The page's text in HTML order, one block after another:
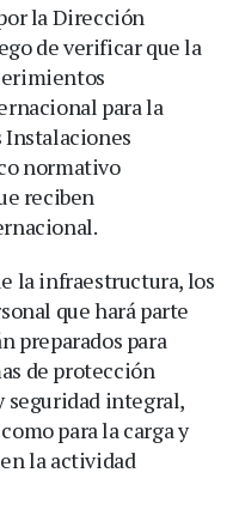
la Dirección
de verificar que la
para la
Instalaciones
normativo
reciben
la infraestructura, los
que hará parte
preparados para
de protección
seguridad integral,
para la carga y
la actividad